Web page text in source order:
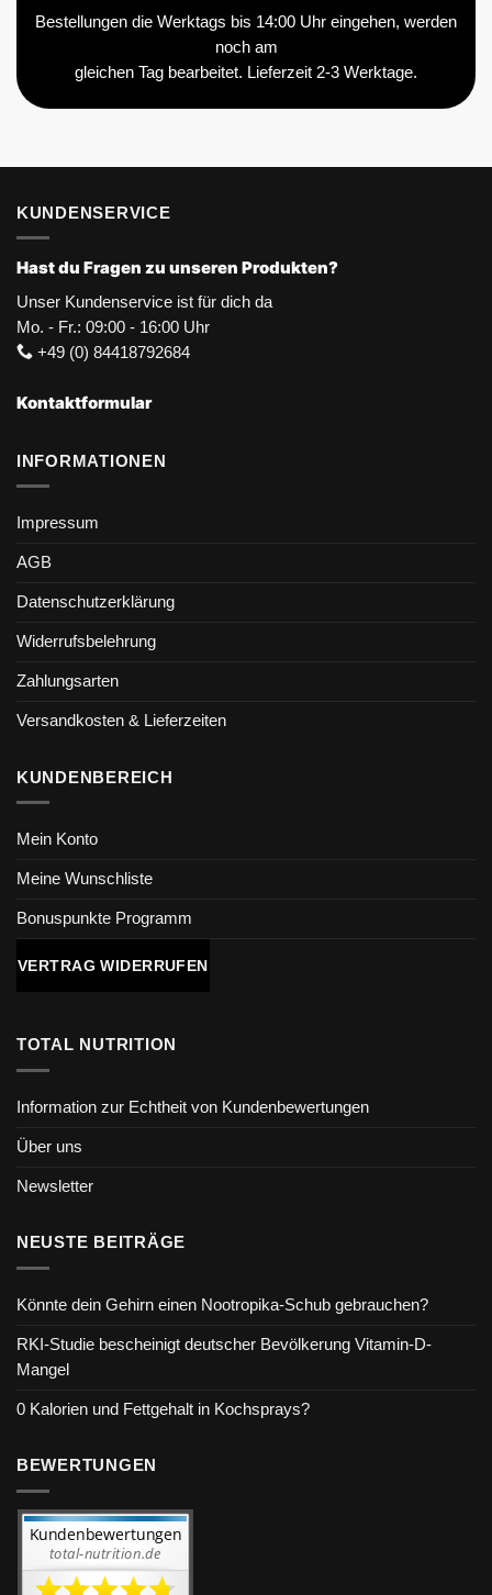
Bestellungen die Werktags bis 14:00 Uhr eingehen, werden
noch am
gleichen Tag bearbeitet. Lieferzeit 2-3 Werktage.
KUNDENSERVICE
Hast du Fragen zu unseren Produkten?
Unser Kundenservice ist für dich da
Mo. - Fr.: 09:00 - 16:00 Uhr
+49 (0) 84418792684
Kontaktformular
INFORMATIONEN
Impressum
AGB
Datenschutzerklärung
Widerrufsbelehrung
Zahlungsarten
Versandkosten & Lieferzeiten
KUNDENBEREICH
Mein Konto
Meine Wunschliste
Bonuspunkte Programm
VERTRAG WIDERRUFEN
TOTAL NUTRITION
Information zur Echtheit von Kundenbewertungen
Über uns
Newsletter
NEUSTE BEITRÄGE
Könnte dein Gehirn einen Nootropika-Schub gebrauchen?
RKI-Studie bescheinigt deutscher Bevölkerung Vitamin-D-
Mangel
0 Kalorien und Fettgehalt in Kochsprays?
BEWERTUNGEN